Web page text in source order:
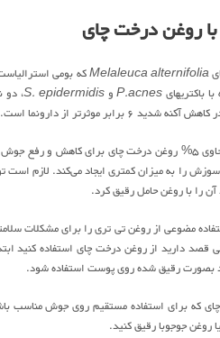
روغن درخت چای
Melaleuca alternifoliaکه بومی
باکتریهایP.acnesوS. epidermidis
را به میزان کمتری ایجاد می‌کند. لازم
را با روغن حامل رقیق کرد.
مضوعی از روغن تی تری را برای مشکلات
قصد دارید از روغن درخت چای استفاده کنید
بصورت رقیق شده روی پوست استفاده شود.
که برای استفاده مستقیم روی جوش مناسب
روغن جوجوبا رقیق کنید.